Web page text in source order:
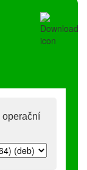
operační